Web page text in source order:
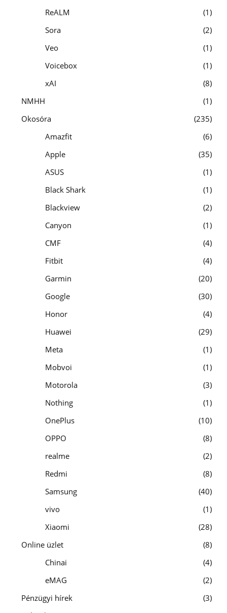
ReALM
1
Sora
2
Veo
1
Voicebox
1
xAI
8
NMHH
1
Okosóra
235
Amazfit
6
Apple
35
ASUS
1
Black Shark
1
Blackview
2
Canyon
1
CMF
4
Fitbit
4
Garmin
20
Google
30
Honor
4
Huawei
29
Meta
1
Mobvoi
1
Motorola
3
Nothing
1
OnePlus
10
OPPO
8
realme
2
Redmi
8
Samsung
40
vivo
1
Xiaomi
28
Online üzlet
8
Chinai
4
eMAG
2
Pénzügyi hírek
3